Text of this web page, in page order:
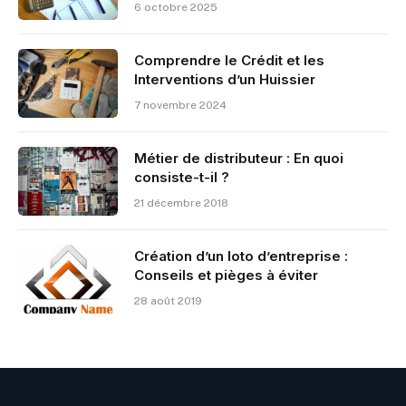
6 octobre 2025
Comprendre le Crédit et les
Interventions d’un Huissier
7 novembre 2024
Métier de distributeur : En quoi
consiste-t-il ?
21 décembre 2018
Création d’un loto d’entreprise :
Conseils et pièges à éviter
28 août 2019